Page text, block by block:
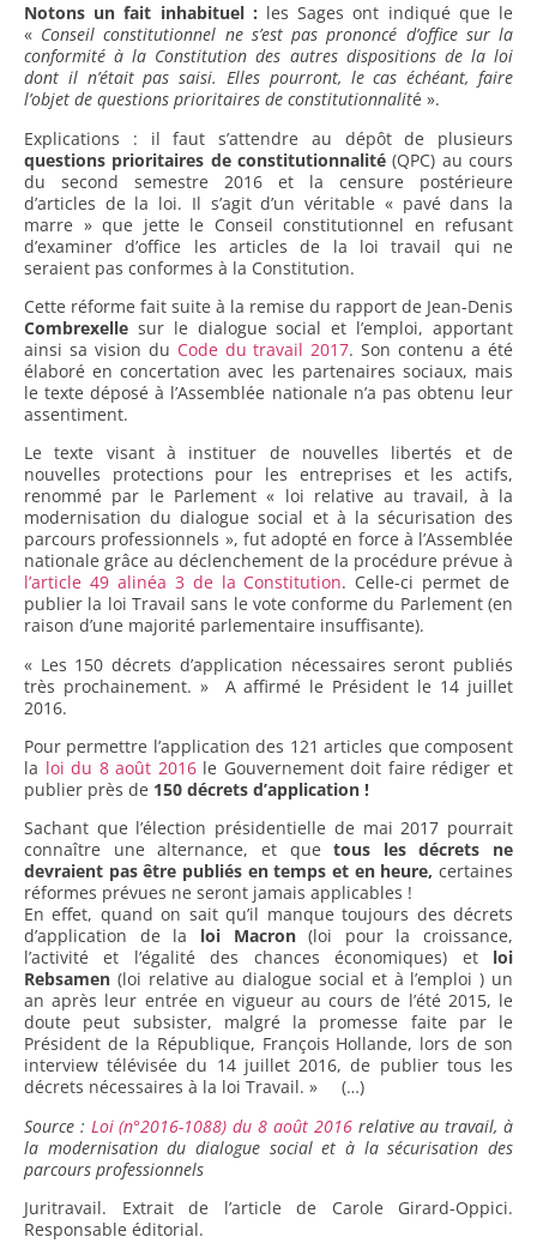
Notons un fait inhabituel : les Sages ont indiqué que le
« Conseil constitutionnel ne s’est pas prononcé d’office sur la
conformité à la Constitution des autres dispositions de la loi
dont il n’était pas saisi. Elles pourront, le cas échéant, faire
l’objet de questions prioritaires de constitutionnalité ».
Explications : il faut s’attendre au dépôt de plusieurs
questions prioritaires de constitutionnalité (QPC) au cours
du second semestre 2016 et la censure postérieure
d’articles de la loi. Il s’agit d’un véritable « pavé dans la
marre » que jette le Conseil constitutionnel en refusant
d’examiner d’office les articles de la loi travail qui ne
seraient pas conformes à la Constitution.
Cette réforme fait suite à la remise du rapport de Jean-Denis
Combrexelle sur le dialogue social et l’emploi, apportant
ainsi sa vision du Code du travail 2017. Son contenu a été
élaboré en concertation avec les partenaires sociaux, mais
le texte déposé à l’Assemblée nationale n’a pas obtenu leur
assentiment.
Le texte visant à instituer de nouvelles libertés et de
nouvelles protections pour les entreprises et les actifs,
renommé par le Parlement « loi relative au travail, à la
modernisation du dialogue social et à la sécurisation des
parcours professionnels », fut adopté en force à l’Assemblée
nationale grâce au déclenchement de la procédure prévue à
l’article 49 alinéa 3 de la Constitution. Celle-ci permet de
publier la loi Travail sans le vote conforme du Parlement (en
raison d’une majorité parlementaire insuffisante).
« Les 150 décrets d’application nécessaires seront publiés
très prochainement. » A affirmé le Président le 14 juillet
2016.
Pour permettre l’application des 121 articles que composent
la loi du 8 août 2016le Gouvernement doit faire rédiger et
publier près de 150 décrets d’application !
Sachant que l’élection présidentielle de mai 2017 pourrait
connaître une alternance, et quetous les décrets ne
devraient pas être publiés en temps et en heure, certaines
réformes prévues ne seront jamais applicables !
En effet, quand on sait qu’il manque toujours des décrets
d’application de la loi Macron(loi pour la croissance,
l’activité et l’égalité des chances économiques) et loi
Rebsamen (loi relative au dialogue social et à l’emploi ) un
an après leur entrée en vigueur au cours de l’été 2015, le
doute peut subsister, malgré la promesse faite par le
Président de la République, François Hollande, lors de son
interview télévisée du 14 juillet 2016, de publier tous les
décrets nécessaires à la loi Travail. » (…)
Source : Loi (n°2016-1088) du 8 août 2016relative au travail, à
la modernisation du dialogue social et à la sécurisation des
parcours professionnels
Juritravail. Extrait de l’article de Carole Girard-Oppici.
Responsable éditorial.